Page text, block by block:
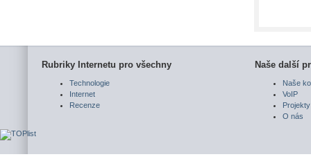
Rubriky Internetu pro všechny
Technologie
Internet
Recenze
Naše další
Naše
VoIP
Projekty
O nás